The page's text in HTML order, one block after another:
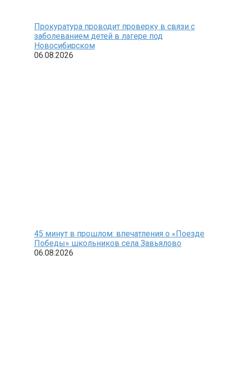
Прокуратура проводит проверку в связи с
заболеванием детей в лагере под
Новосибирском
06.08.2026
45 минут в прошлом: впечатления о «Поезде
Победы» школьников села Завьялово
06.08.2026